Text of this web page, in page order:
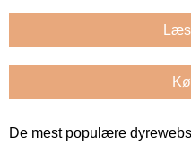
De mest populære